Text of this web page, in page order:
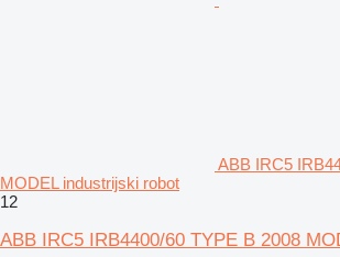
ABB IRC5
MODEL industrijski robot
12
ABB IRC5 IRB4400/60 TYPE B 2008